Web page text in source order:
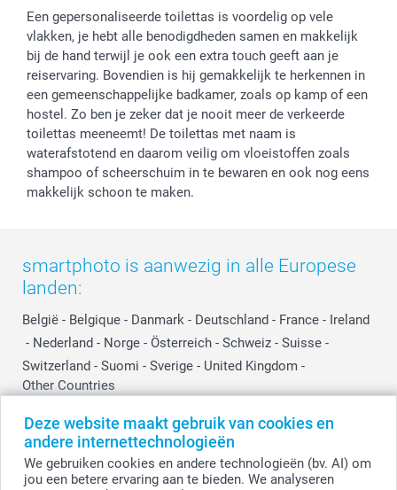
Deze website maakt gebruik van cookies en
andere internettechnologieën
We gebruiken cookies en andere technologieën (bv. AI) om
jou een betere ervaring aan te bieden. We analyseren
Reviews
Prijslijst
Investor Relations
service@smartphoto.nl
Affiliate partnerprogramma
Partnerships
Influencer partnerprogramma
Huwelijk
Een gepersonaliseerde toilettas is voordelig op vele
vlakken, je hebt alle benodigdheden samen en makkelijk
bij de hand terwijl je ook een extra touch geeft aan je
reiservaring. Bovendien is hij gemakkelijk te herkennen in
een gemeenschappelijke badkamer, zoals op kamp of een
hostel. Zo ben je zeker dat je nooit meer de verkeerde
toilettas meeneemt! De toilettas met naam is
waterafstotend en daarom veilig om vloeistoffen zoals
shampoo of scheerschuim in te bewaren en ook nog eens
makkelijk schoon te maken.
smartphoto is aanwezig in alle Europese
landen:
België - Belgique - Danmark - Deutschland - France - Ireland
- Nederland - Norge - Österreich - Schweiz - Suisse -
Switzerland - Suomi - Sverige - United Kingdom -
Other Countries
Alle prijzen zijn in EURO (€) inclusief BTW en exclusief verzendkosten.